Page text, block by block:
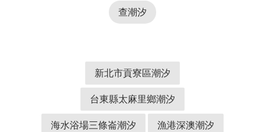
查潮汐
新北市貢寮區潮汐
台東縣太麻里鄉潮汐
海水浴場三條崙潮汐 漁港深澳潮汐